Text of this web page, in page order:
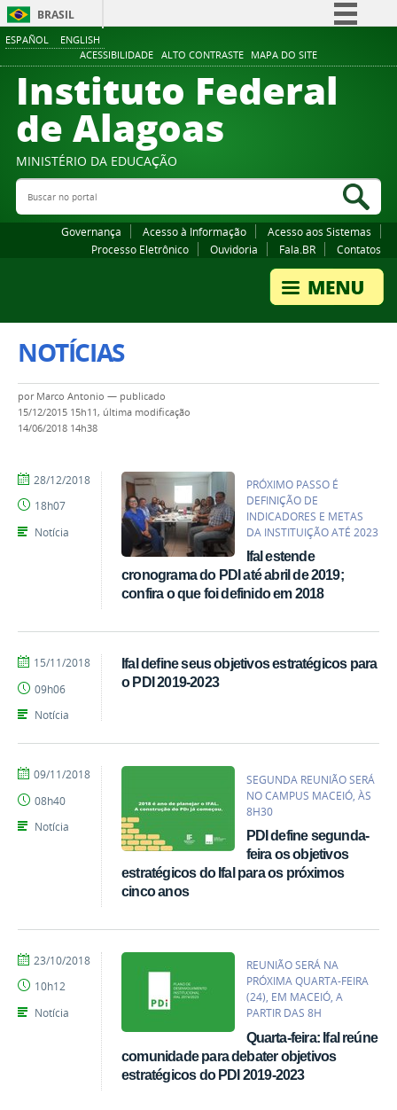
ESPAÑOL ENGLISH
ACESSIBILIDADE ALTO CONTRASTE MAPA DO SITE
BRASIL
Comunica BR
Participe
Canais
Instituto Federal
de Alagoas
MINISTÉRIO DA EDUCAÇÃO
Buscar no portal
Governança Acesso à Informação
Acesso aos Sistemas
Processo Eletrônico
Ouvidoria Fala.BR Contatos
NOTÍCIAS
por Marco Antonio — publicado
15/12/2015 15h11, última modificação
14/06/2018 14h38
PRÓXIMO PASSO É
DEFINIÇÃO DE
INDICADORES E METAS
DA INSTITUIÇÃO ATÉ 2023
Ifal estende
cronograma do PDI até abril de 2019;
confira o que foi definido em 2018
por
Deliê
publicado
28/12/2018
18h07
Notícia
Ifal define seus objetivos estratégicos para
o PDI 2019-2023
por
Cirqueira
publicado
15/11/2018
09h06
Notícia
SEGUNDA REUNIÃO SERÁ
NO CAMPUS MACEIÓ, ÀS
8H30
PDI define segunda-
feira os objetivos
estratégicos do Ifal para os próximos
cinco anos
por
Vicente
Santos
publicado
09/11/2018
08h40
Notícia
REUNIÃO SERÁ NA
PRÓXIMA QUARTA-FEIRA
(24), EM MACEIÓ, A
PARTIR DAS 8H
Quarta-feira: Ifal reúne
comunidade para debater objetivos
estratégicos do PDI 2019-2023
por
Vicente
Santos
publicado
23/10/2018
10h12
Notícia